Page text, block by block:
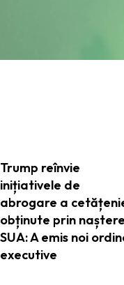
Trump reînvie
inițiativele de
abrogare a
obținute prin
SUA: A emis noi
executive